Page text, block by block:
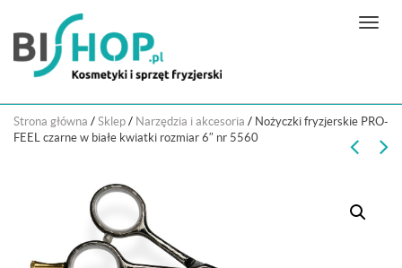
N
g
a
Strona główna / Sklep / Narzędzia i akcesoria / Nożyczki fryzjerskie PRO-
FEEL czarne w białe kwiatki rozmiar 6″ nr 5560